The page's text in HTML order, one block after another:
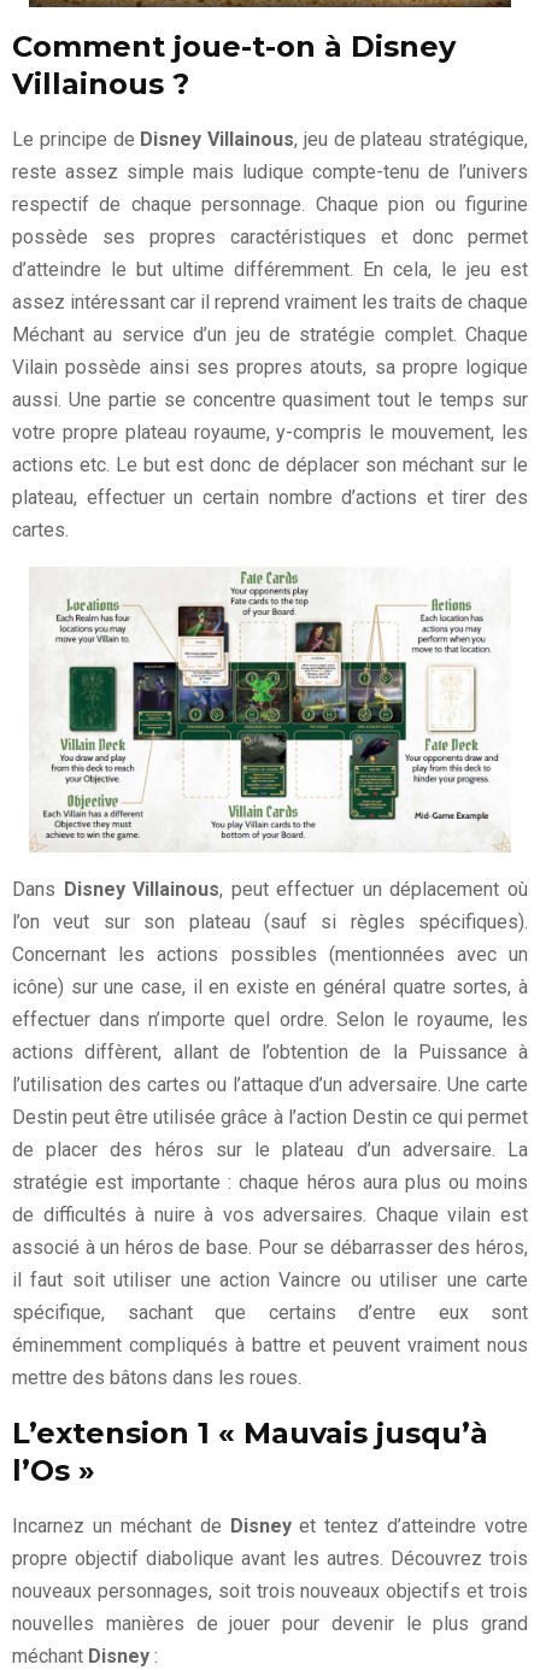
Comment joue-t-on à Disney
Villainous ?
Le principe de Disney Villainous, jeu de plateau stratégique,
reste assez simple mais ludique compte-tenu de l’univers
respectif de chaque personnage. Chaque pion ou figurine
possède ses propres caractéristiques et donc permet
d’atteindre le but ultime différemment. En cela, le jeu est
assez intéressant car il reprend vraiment les traits de chaque
Méchant au service d’un jeu de stratégie complet. Chaque
Vilain possède ainsi ses propres atouts, sa propre logique
aussi. Une partie se concentre quasiment tout le temps sur
votre propre plateau royaume, y-compris le mouvement, les
actions etc. Le but est donc de déplacer son méchant sur le
plateau, effectuer un certain nombre d’actions et tirer des
cartes.
Dans Disney Villainous, peut effectuer un déplacement où
l’on veut sur son plateau (sauf si règles spécifiques).
Concernant les actions possibles (mentionnées avec un
icône) sur une case, il en existe en général quatre sortes, à
effectuer dans n’importe quel ordre. Selon le royaume, les
actions diffèrent, allant de l’obtention de la Puissance à
l’utilisation des cartes ou l’attaque d’un adversaire. Une carte
Destin peut être utilisée grâce à l’action Destin ce qui permet
de placer des héros sur le plateau d’un adversaire. La
stratégie est importante : chaque héros aura plus ou moins
de difficultés à nuire à vos adversaires. Chaque vilain est
associé à un héros de base. Pour se débarrasser des héros,
il faut soit utiliser une action Vaincre ou utiliser une carte
spécifique, sachant que certains d’entre eux sont
éminemment compliqués à battre et peuvent vraiment nous
mettre des bâtons dans les roues.
L’extension 1 « Mauvais jusqu’à
l’Os »
Incarnez un méchant de Disneyet tentez d’atteindre votre
propre objectif diabolique avant les autres. Découvrez trois
nouveaux personnages, soit trois nouveaux objectifs et trois
nouvelles manières de jouer pour devenir le plus grand
méchant Disney :